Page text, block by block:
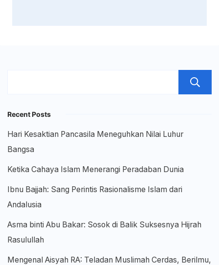
Recent Posts
Hari Kesaktian Pancasila Meneguhkan Nilai Luhur
Bangsa
Ketika Cahaya Islam Menerangi Peradaban Dunia
Ibnu Bajjah: Sang Perintis Rasionalisme Islam dari
Andalusia
Asma binti Abu Bakar: Sosok di Balik Suksesnya Hijrah
Rasulullah
Mengenal Aisyah RA: Teladan Muslimah Cerdas, Berilmu,